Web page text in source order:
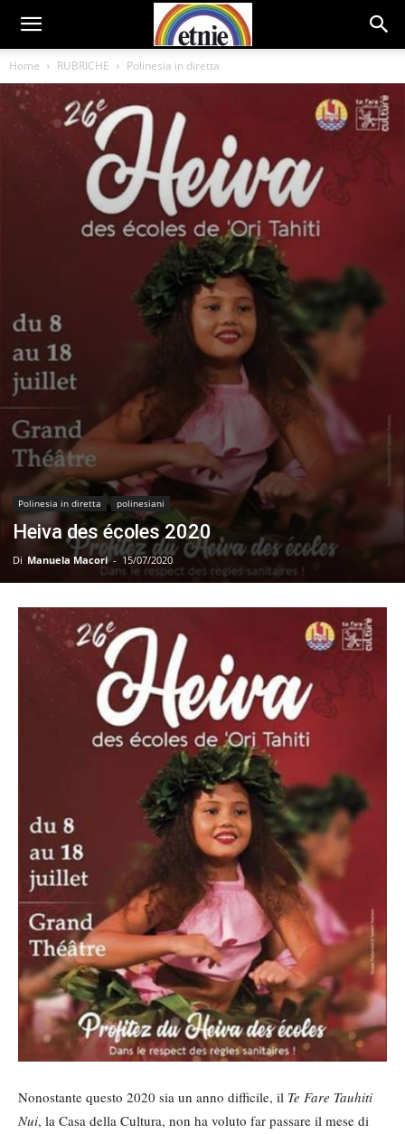
Home RUBRICHE Polinesia in diretta
Polinesia in diretta polinesiani
Heiva des écoles 2020
Di Manuela Macori - 15/07/2020
Nonostante questo 2020 sia un anno difficile, il Te Fare Tauhiti
Nui, la Casa della Cultura, non ha voluto far passare il mese di